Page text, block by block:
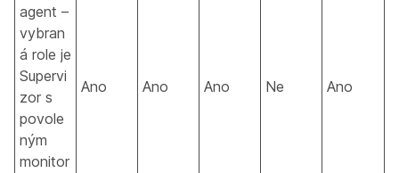
agent –
vybran
á role je
Supervi
zor s
povole
ným
monitor
Ano Ano Ano Ne Ano